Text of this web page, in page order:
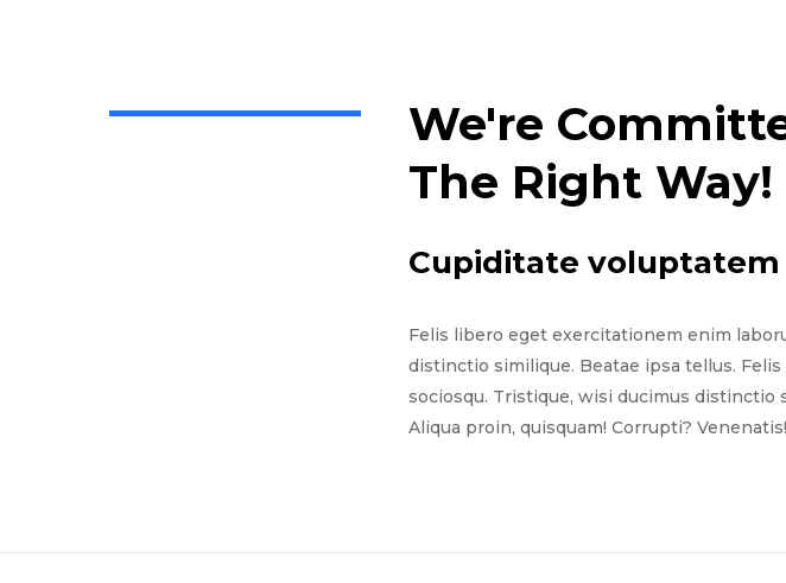
We're
The Right Way!
Cupiditate
Felis libero eget exercitationem enim
distinctio similique. Beatae ipsa tellus.
sociosqu. Tristique, wisi ducimus distinctio
Aliqua proin, quisquam! Corrupti?